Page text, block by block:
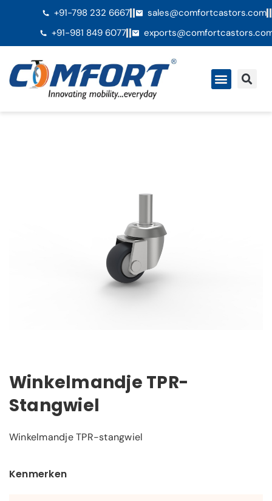
+91-798 232 6667
sales@comfortcastors.com
+91-981 849 6077
Winkelmandje TPR-
Stangwiel
Winkelmandje TPR-stangwiel
Kenmerken